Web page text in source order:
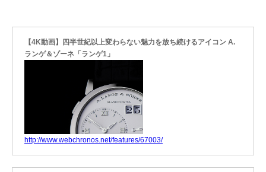
【4K動画】四半世紀以上変わらない魅力を放ち続けるアイコン A.
ランゲ＆ゾーネ「ランゲ1」
http://www.webchronos.net/features/67003/